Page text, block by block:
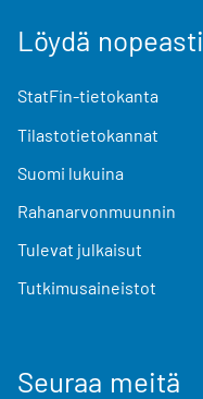
Löydä nopeasti
StatFin-tietokanta
Tilastotietokannat
Suomi lukuina
Rahanarvonmuunnin
Tulevat julkaisut
Tutkimusaineistot
Seuraa meitä